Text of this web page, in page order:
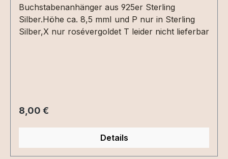
Buchstabenanhänger aus 925er Sterling
Silber.Höhe ca. 8,5 mmI und P nur in Sterling
Silber,X nur rosévergoldet T leider nicht lieferbar
Regulärer Preis:
8,00 €
Details